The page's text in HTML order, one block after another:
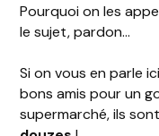
Pourquoi on les
le sujet, pardon…
Si on vous en parle
bons amis pour un
supermarché, ils